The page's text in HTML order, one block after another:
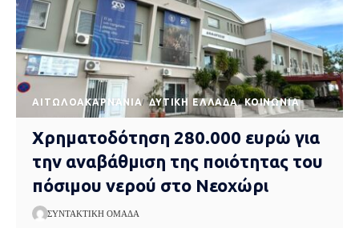
AΙΤΩΛΟΑΚΑΡΝΑΝΊΑ ΔΥΤΙΚΉ ΕΛΛΆΔΑ ΚΟΙΝΩΝΊΑ
Χρηματοδότηση 280.000 ευρώ για
την αναβάθμιση της ποιότητας του
πόσιμου νερού στο Νεοχώρι
ΣΥΝΤΑΚΤΙΚΉ ΟΜΆΔΑ